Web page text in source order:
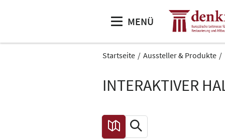
MENÜ
Startseite Aussteller & Produkte
INTERAKTIVER